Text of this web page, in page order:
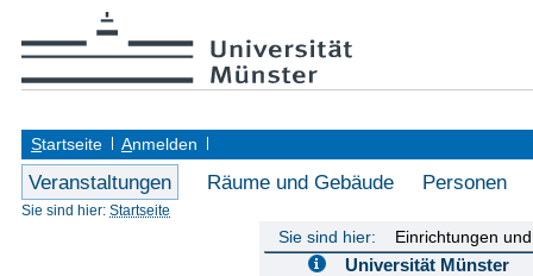
Startseite Anmelden
Veranstaltungen Räume und Gebäude Personen
Sie sind hier: Startseite
Sie sind hier: Einrichtungen
Universität Münster